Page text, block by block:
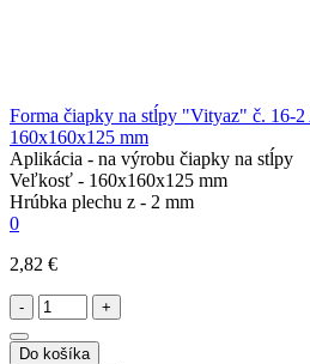
Forma čiapky na stĺpy "Vityaz" č. 16-
160x160x125 mm
Aplikácia - na výrobu čiapky na stĺpy
Veľkosť - 160x160x125 mm
Hrúbka plechu z - 2 mm
0
2,82 €
- +
Do košíka